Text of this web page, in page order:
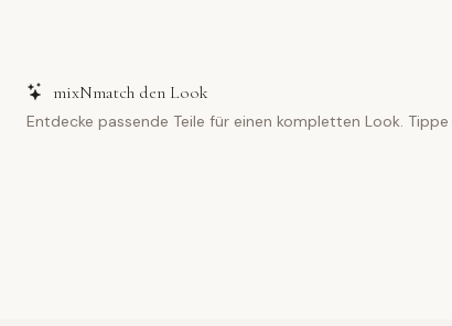
mixNmatch den Look
Entdecke passende Teile für einen kompletten Look.